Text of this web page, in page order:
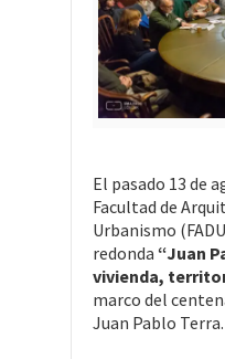
El pasado 13 de
Facultad de
Urbanismo
redonda “Juan
vivienda,
marco del
Juan Pablo Terra.